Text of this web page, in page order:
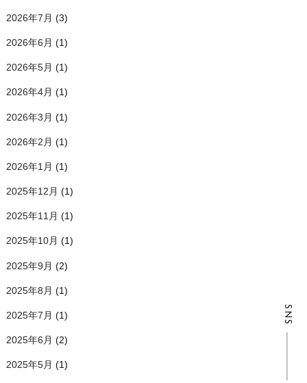
SNS
2026年7月 (3)
2026年6月 (1)
2026年5月 (1)
2026年4月 (1)
2026年3月 (1)
2026年2月 (1)
2026年1月 (1)
2025年12月 (1)
2025年11月 (1)
2025年10月 (1)
2025年9月 (2)
2025年8月 (1)
2025年7月 (1)
2025年6月 (2)
2025年5月 (1)